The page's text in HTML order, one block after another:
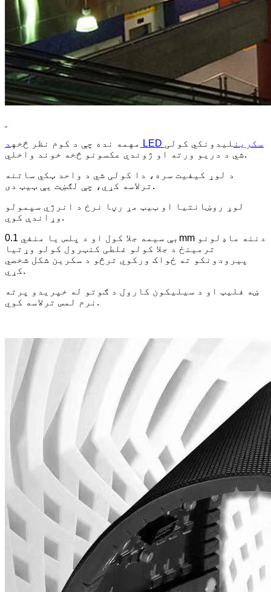
مهمه نده چې د کوم نظر څخه د LED سکرین لیدونکي کولی
شي د دریو ورته او ژوندي عکسونو څخه خوند واخلي.
د لوړ کیفیت سره، دا کولی شي د واحد ټکي ساتنه
ترلاسه کړي، چې لګښت یې ټیټ دی.
لوړ روښانتیا او ټیټ مړ رڼا نرخ د انرژي سپمولو
وړاندې کوي.
بې سیمه جلا کول او د پلس یا منفي 0.1mm دننه ماډلونو
ترمینځ د جلا کولو غلطی کنټرول کولو وړتیا
پیرودونکو ته ځواک ورکوي ترڅو د سکرین شکل شخصي
کړي.
ښه فلیټ او د سیلیکون کارول د ګوتو له خپریدو پرته
نرم لمس ترلاسه کوي.